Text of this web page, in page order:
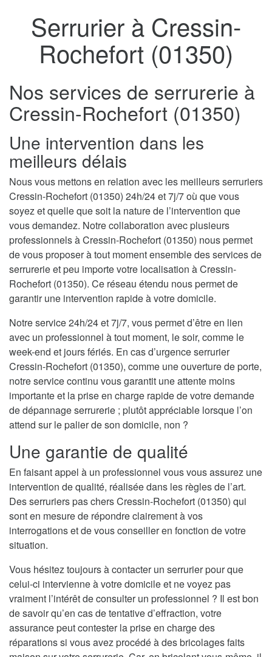
Serrurier à Cressin-
Rochefort (01350)
Nos services de serrurerie à
Cressin-Rochefort (01350)
Une intervention dans les
meilleurs délais
Nous vous mettons en relation avec les meilleurs serruriers
Cressin-Rochefort (01350) 24h/24 et 7j/7 où que vous
soyez et quelle que soit la nature de l’intervention que
vous demandez. Notre collaboration avec plusieurs
professionnels à Cressin-Rochefort (01350) nous permet
de vous proposer à tout moment ensemble des services de
serrurerie et peu importe votre localisation à Cressin-
Rochefort (01350). Ce réseau étendu nous permet de
garantir une intervention rapide à votre domicile.
Notre service 24h/24 et 7j/7, vous permet d’être en lien
avec un professionnel à tout moment, le soir, comme le
week-end et jours fériés. En cas d’urgence serrurier
Cressin-Rochefort (01350), comme une ouverture de porte,
notre service continu vous garantit une attente moins
importante et la prise en charge rapide de votre demande
de dépannage serrurerie ; plutôt appréciable lorsque l’on
attend sur le palier de son domicile, non ?
Une garantie de qualité
En faisant appel à un professionnel vous vous assurez une
intervention de qualité, réalisée dans les règles de l’art.
Des serruriers pas chers Cressin-Rochefort (01350) qui
sont en mesure de répondre clairement à vos
interrogations et de vous conseiller en fonction de votre
situation.
Vous hésitez toujours à contacter un serrurier pour que
celui-ci intervienne à votre domicile et ne voyez pas
vraiment l’intérêt de consulter un professionnel ? Il est bon
de savoir qu’en cas de tentative d’effraction, votre
assurance peut contester la prise en charge des
réparations si vous avez procédé à des bricolages faits